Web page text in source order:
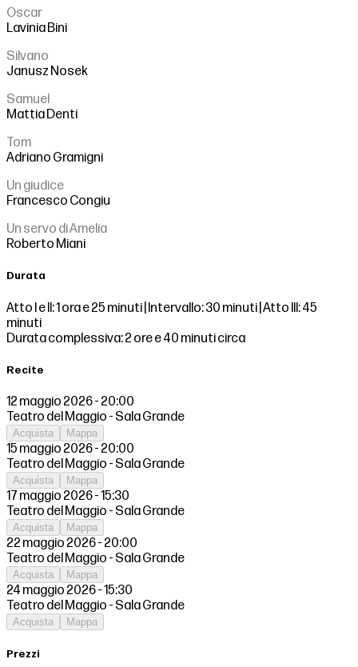
Oscar
Lavinia Bini
Silvano
Janusz Nosek
Samuel
Mattia Denti
Tom
Adriano Gramigni
Un giudice
Francesco Congiu
Un servo di Amelia
Roberto Miani
Durata
Atto I e II: 1 ora e 25 minuti | Intervallo: 30 minuti | Atto III: 45
minuti
Durata complessiva: 2 ore e 40 minuti circa
Recite
12 maggio 2026 - 20:00
Teatro del Maggio - Sala Grande
Acquista Mappa
15 maggio 2026 - 20:00
Teatro del Maggio - Sala Grande
Acquista Mappa
17 maggio 2026 - 15:30
Teatro del Maggio - Sala Grande
Acquista Mappa
22 maggio 2026 - 20:00
Teatro del Maggio - Sala Grande
Acquista Mappa
24 maggio 2026 - 15:30
Teatro del Maggio - Sala Grande
Acquista Mappa
Prezzi